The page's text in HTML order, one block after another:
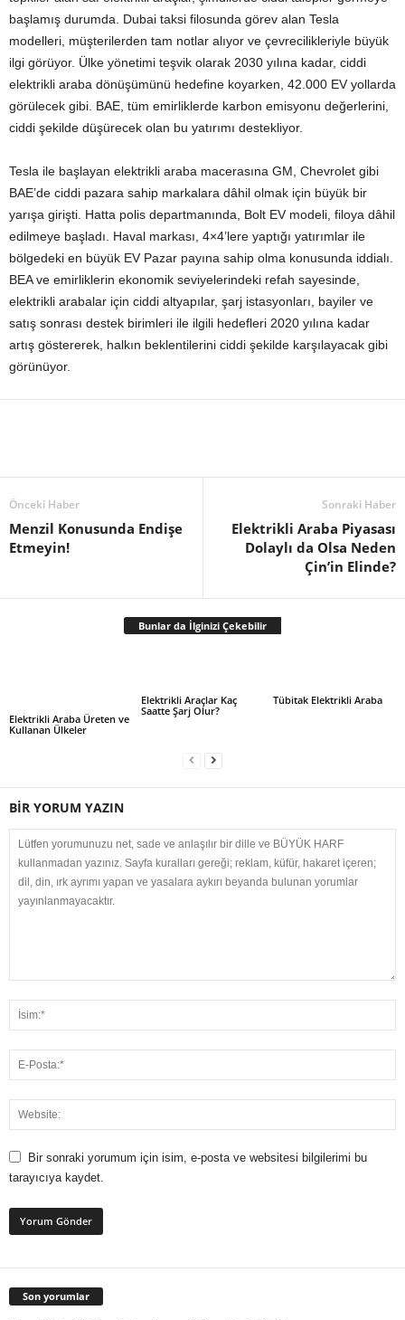
başlamış durumda. Dubai taksi filosunda görev alan Tesla
modelleri, müşterilerden tam notlar alıyor ve çevrecilikleriyle büyük
ilgi görüyor. Ülke yönetimi teşvik olarak 2030 yılına kadar, ciddi
elektrikli araba dönüşümünü hedefine koyarken, 42.000 EV yollarda
görülecek gibi. BAE, tüm emirliklerde karbon emisyonu değerlerini,
ciddi şekilde düşürecek olan bu yatırımı destekliyor.
Tesla ile başlayan elektrikli araba macerasına GM, Chevrolet gibi
BAE’de ciddi pazara sahip markalara dâhil olmak için büyük bir
yarışa girişti. Hatta polis departmanında, Bolt EV modeli, filoya dâhil
edilmeye başladı. Haval markası, 4×4’lere yaptığı yatırımlar ile
bölgedeki en büyük EV Pazar payına sahip olma konusunda iddialı.
BEA ve emirliklerin ekonomik seviyelerindeki refah sayesinde,
elektrikli arabalar için ciddi altyapılar, şarj istasyonları, bayiler ve
satış sonrası destek birimleri ile ilgili hedefleri 2020 yılına kadar
artış göstererek, halkın beklentilerini ciddi şekilde karşılayacak gibi
görünüyor.
Önceki Haber
Menzil Konusunda Endişe
Etmeyin!
Sonraki Haber
Elektrikli Araba Piyasası
Dolaylı da Olsa Neden
Çin’in Elinde?
Bunlar da İlginizi Çekebilir
Elektrikli Araba Üreten ve
Kullanan Ülkeler
Elektrikli Araçlar Kaç
Saatte Şarj Olur?
Tübitak Elektrikli Araba
BİR YORUM YAZIN
Bir sonraki yorumum için isim, e-posta ve websitesi bilgilerimi bu
tarayıcıya kaydet.
Son yorumlar